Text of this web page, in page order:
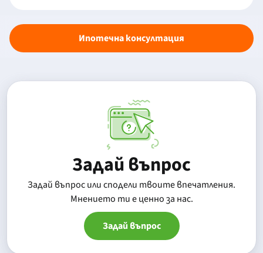
Ипотечна консултация
Задай въпрос
Задай въпрос или сподели твоите впечатления.
Mнението ти е ценно за нас.
Задай въпрос